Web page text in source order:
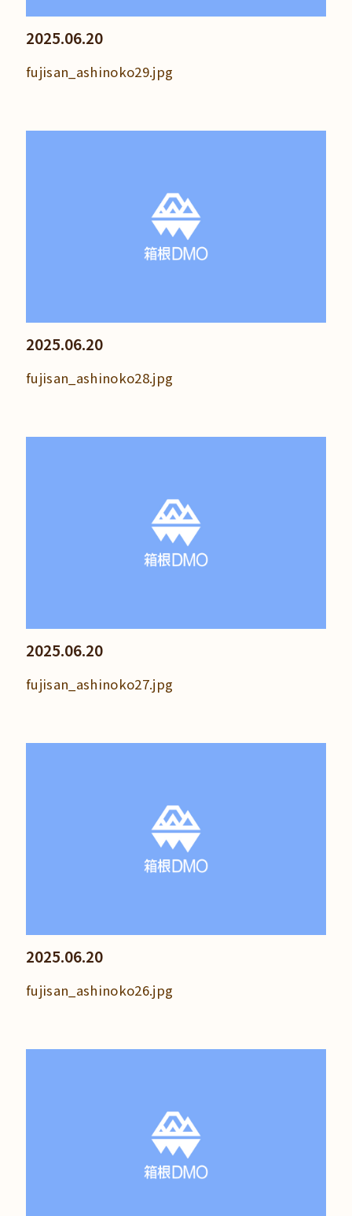
2025.06.20
fujisan_ashinoko29.jpg
2025.06.20
fujisan_ashinoko28.jpg
2025.06.20
fujisan_ashinoko27.jpg
2025.06.20
fujisan_ashinoko26.jpg